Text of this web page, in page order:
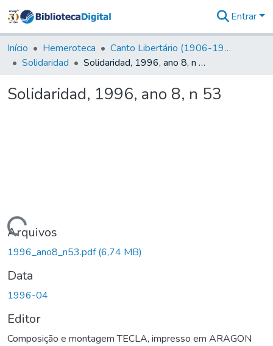
&
Coleções
Tudo na
Digital
Entrar
Início Hemeroteca
Canto Libertário (1906-1995)
Solidaridad
Solidaridad, 1996, ano 8, n 53
Solidaridad, 1996, ano 8, n 53
Carregando...
Arquivos
1996_ano8_n53.pdf(6,74 MB)
Data
1996-04
Editor
Composição e montagem TECLA, impresso em ARAGON